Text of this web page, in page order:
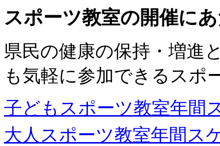
スポーツ教室の開催に
県民の健康の保持・増進
も気軽に参加できるスポ
子どもスポーツ教室年間
大人スポーツ教室年間ス